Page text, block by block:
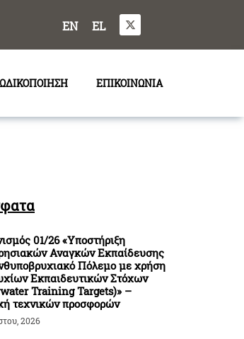
EN EL
ΕΠΙΚΟΙΝΩΝΙΑ
01/26 «Υποστήριξη
Αναγκών Εκπαίδευσης
Πόλεμο με χρήση
Εκπαιδευτικών Στόχων
Training Targets)» –
τεχνικών προσφορών
2026